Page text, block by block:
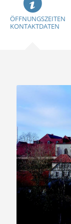
ÖFFNUNGSZEITEN
KONTAKTDATEN